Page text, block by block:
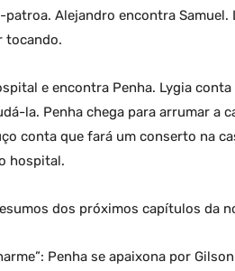
patroa. Alejandro encontra Samuel.
tocando.
e encontra Penha. Lygia
la. Penha chega para arrumar a
conta que fará um conserto na
hospital.
dos próximos capítulos da
Penha se apaixona por